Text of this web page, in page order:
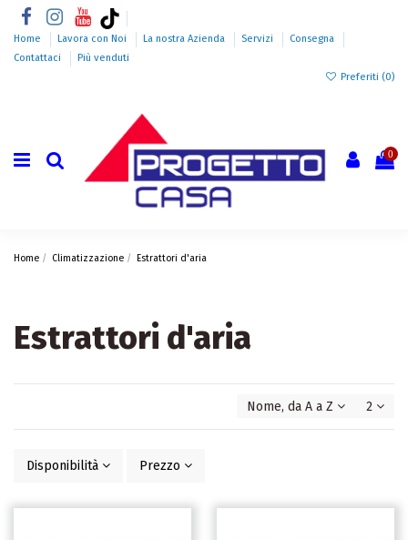
Home Lavora con Noi La nostra Azienda Servizi
Consegna
Contattaci
Più venduti
Preferiti (0)
0
Home Climatizzazione Estrattori d'aria
Estrattori d'aria
Nome, da A a Z 2
Disponibilità Prezzo